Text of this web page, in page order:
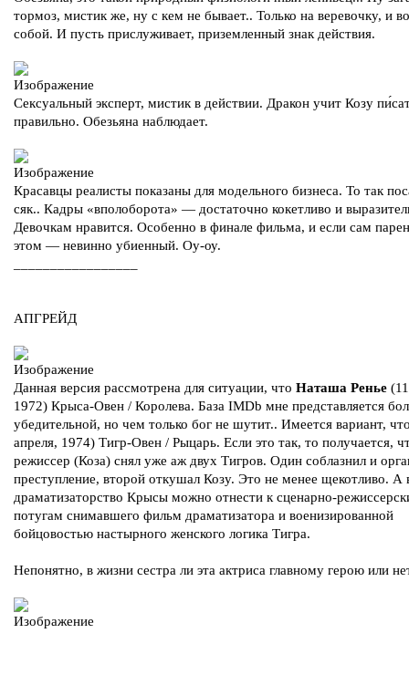
тормоз, мистик же, ну с кем не бывает.. Только на веревочку, и
собой. И пусть прислуживает, приземленный знак действия.
Сексуальный эксперт, мистик в действии. Дракон учит Козу
правильно. Обезьяна наблюдает.
Красавцы реалисты показаны для модельного бизнеса. То так
сяк.. Кадры «вполоборота» — достаточно кокетливо и
Девочкам нравится. Особенно в финале фильма, и если сам
этом — невинно убиенный. Оу-оу.
АПГРЕЙД
Данная версия рассмотрена для ситуации, что Наташа Ренье
1972) Крыса-Овен / Королева. База IMDb мне представляется
убедительной, но чем только бог не шутит.. Имеется вариант,
апреля, 1974) Тигр-Овен / Рыцарь. Если это так, то получается,
режиссер (Коза) снял уже аж двух Тигров. Один соблазнил и
преступление, второй откушал Козу. Это не менее щекотливо. А
драматизаторство Крысы можно отнести к сценарно-
потугам снимавшего фильм драматизатора и военизированной
бойцовостью настырного женского логика Тигра.
Непонятно, в жизни сестра ли эта актриса главному герою или